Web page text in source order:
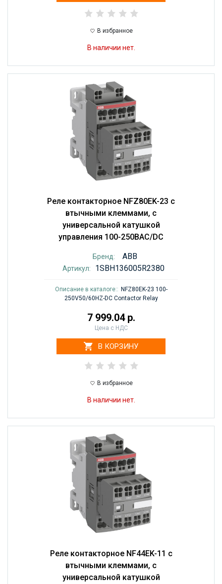
В избранное
В наличии нет.
Реле контакторное NFZ80EK-23 с
втычными клеммами, с
универсальной катушкой
управления 100-250BAC/DC
Бренд: ABB
Артикул: 1SBH136005R2380
Описание в каталоге:: NFZ80EK-23 100-
250V50/60HZ-DC Contactor Relay
7 999.04 р.
Цена с НДС
В КОРЗИНУ
В избранное
В наличии нет.
Реле контакторное NF44EK-11 с
втычными клеммами, с
универсальной катушкой